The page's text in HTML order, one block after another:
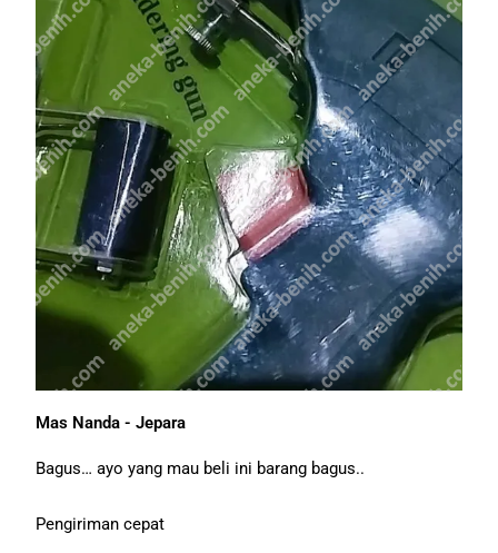
Mas Nanda - Jepara
Bagus… ayo yang mau beli ini barang bagus..
Pengiriman cepat